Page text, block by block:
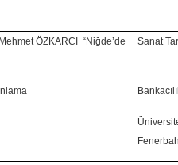
ÖZKARCI “Niğde’de
Sanat